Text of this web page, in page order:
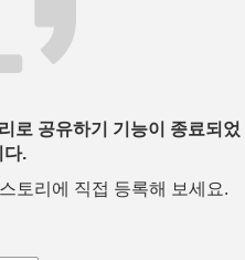
로 공유하기 기능이 종료되었
다.
토리에 직접 등록해 보세요.